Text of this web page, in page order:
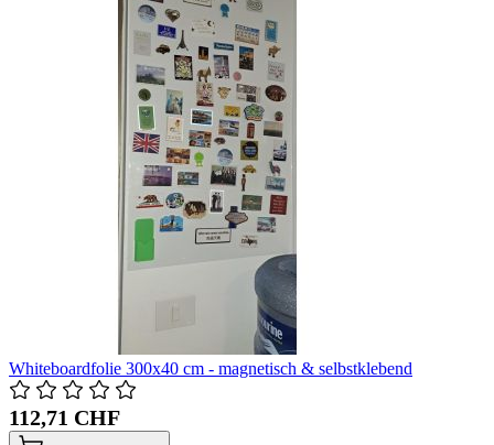
Whiteboardfolie 300x40 cm - magnetisch & selbstklebend
112,71 CHF